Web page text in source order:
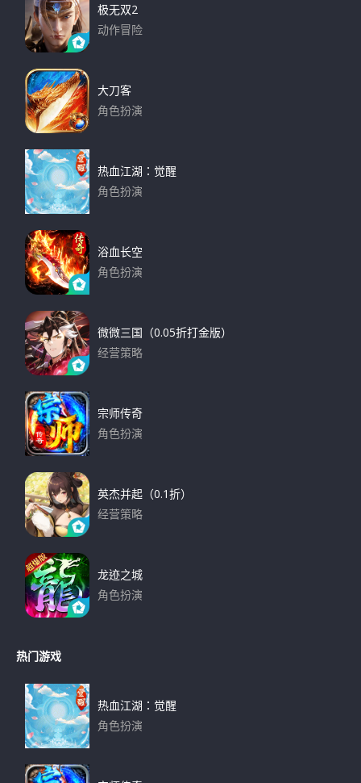
极无双2
动作冒险
大刀客
角色扮演
热血江湖：觉醒
角色扮演
浴血长空
角色扮演
微微三国（0.05折打金版）
经营策略
宗师传奇
角色扮演
英杰并起（0.1折）
经营策略
龙迹之城
角色扮演
热门游戏
热血江湖：觉醒
角色扮演